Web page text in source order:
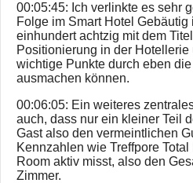
00:05:45: Ich verlinkte es sehr
Folge im Smart Hotel
einhundert achtzig mit dem
Positionierung in der
wichtige Punkte durch eben
ausmachen können.
00:06:05: Ein weiteres
auch, dass nur ein kleiner Teil
Gast also den vermeintlichen
Kennzahlen wie Treffpore
Room aktiv misst, also den
Zimmer.